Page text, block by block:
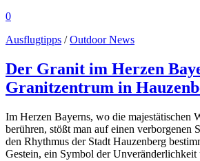
0
Ausflugtipps /Outdoor News
Der Granit im Herzen
Granitzentrum in
Im Herzen Bayerns, wo die majestätischen
berühren, stößt man auf einen verborgenen
den Rhythmus der Stadt Hauzenberg
Gestein, ein Symbol der Unveränderlichkeit